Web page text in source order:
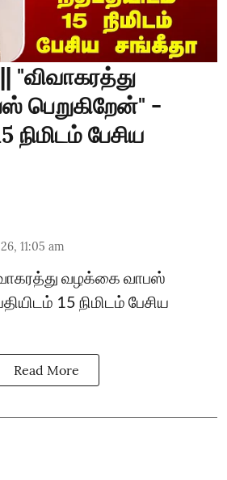
"விவாகரத்து
பெறுகிறேன்" -
நிமிடம் பேசிய
11:05 am
வழக்கை வாபஸ்
15 நிமிடம் பேசிய
Read More